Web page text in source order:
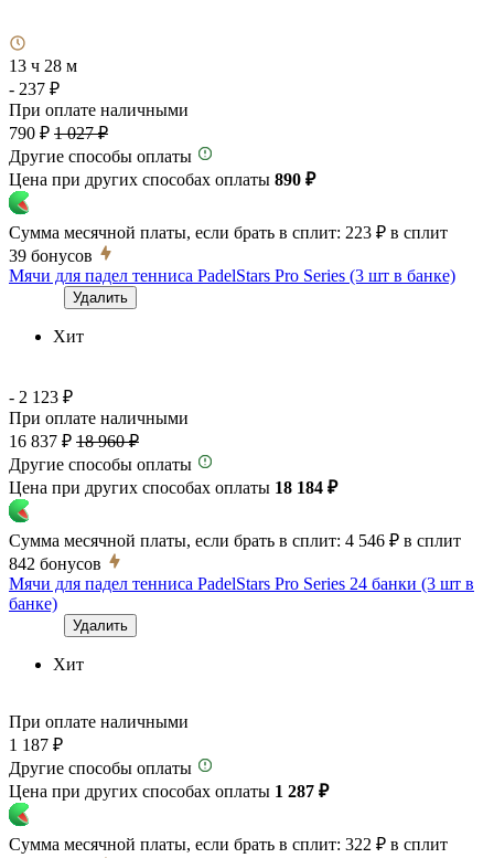
13 ч 28 м
- 237 ₽
При оплате наличными
790 ₽ 1 027 ₽
Другие способы оплаты
Цена при других способах оплаты 890 ₽
Сумма месячной платы, если брать в сплит: 223 ₽ в сплит
39 бонусов
Мячи для падел тенниса PadelStars Pro Series (3 шт в банке)
Удалить
Хит
- 2 123 ₽
При оплате наличными
16 837 ₽ 18 960 ₽
Другие способы оплаты
Цена при других способах оплаты 18 184 ₽
Сумма месячной платы, если брать в сплит: 4 546 ₽ в сплит
842 бонусов
Мячи для падел тенниса PadelStars Pro Series 24 банки (3 шт в
банке)
Удалить
Хит
При оплате наличными
1 187 ₽
Другие способы оплаты
Цена при других способах оплаты 1 287 ₽
Сумма месячной платы, если брать в сплит: 322 ₽ в сплит